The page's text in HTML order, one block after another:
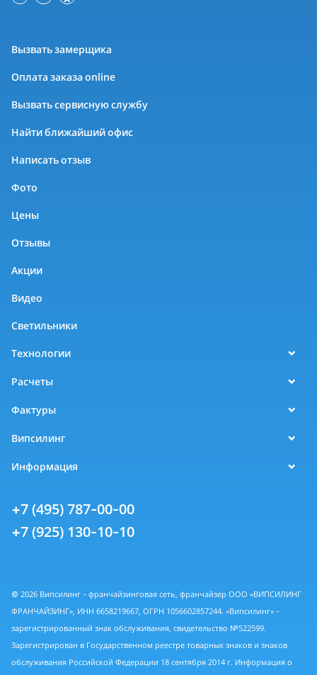
Вызвать замерщика
Оплата заказа online
Вызвать сервисную службу
Найти ближайший офис
Написать отзыв
Фото
Цены
Отзывы
Акции
Видео
Светильники
Технологии
Расчеты
Фактуры
Випсилинг
Информация
+7 (495) 787-00-00
+7 (925) 130-10-10
© 2026 Випсилинг - франчайзинговая сеть, франчайзер ООО «ВИПСИЛИНГ
ФРАНЧАЙЗИНГ», ИНН 6658219667, ОГРН 1056602857244. «Випсилинг» -
зарегистрированный знак обслуживания, свидетельство №522599.
Зарегистрирован в Государственном реестре товарных знаков и знаков
обслуживания Российской Федерации 18 сентября 2014 г. Информация о